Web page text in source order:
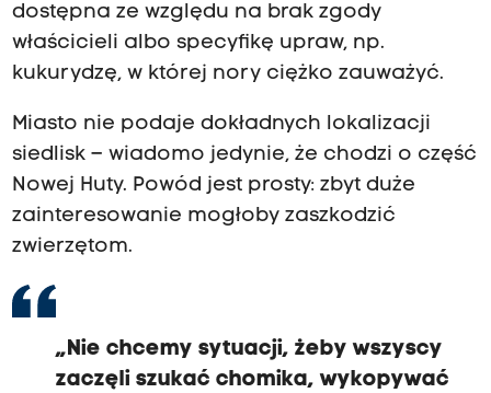
dostępna ze względu na brak zgody
właścicieli albo specyfikę upraw, np.
kukurydzę, w której nory ciężko zauważyć.
Miasto nie podaje dokładnych lokalizacji
siedlisk – wiadomo jedynie, że chodzi o część
Nowej Huty. Powód jest prosty: zbyt duże
zainteresowanie mogłoby zaszkodzić
zwierzętom.
„Nie chcemy sytuacji, żeby wszyscy
zaczęli szukać chomika, wykopywać